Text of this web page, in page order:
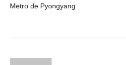
Metro de Pyongyang